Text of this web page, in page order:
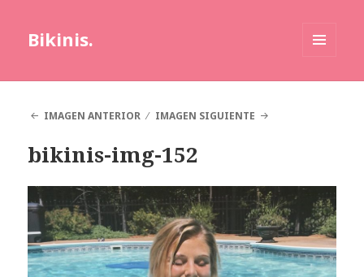
Bikinis.
IMAGEN ANTERIOR
IMAGEN SIGUIENTE
bikinis-img-152